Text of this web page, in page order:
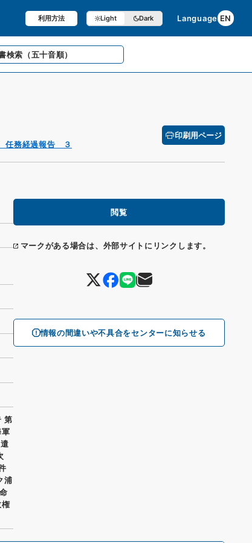
利用方法 Light Dark Language EN
検索 （五十音順）
任務経過報告 ３
印刷用ページ
閲覧
マークがある場合は、外部サイトにリンクします。
情報の間違いや不具合をセンターに知らせる
第
浦
権